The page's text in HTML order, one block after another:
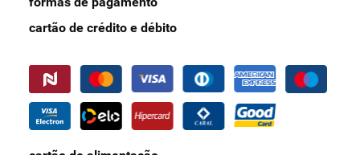
cartão de crédito e débito